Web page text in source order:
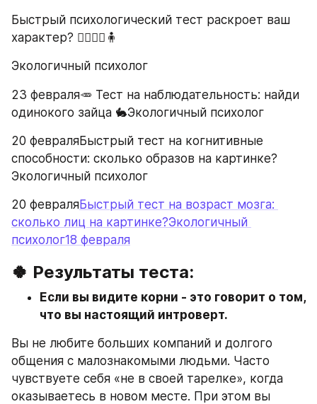
Быстрый психологический тест раскроет ваш
характер? 🧍‍♂🧍‍♀🧍
Экологичный психолог
23 февраля🥕 Тест на наблюдательность: найди
одинокого зайца 🐇Экологичный психолог
20 февраляБыстрый тест на когнитивные
способности: сколько образов на картинке?
Экологичный психолог
20 февраляБыстрый тест на возраст мозга:
сколько лиц на картинке?Экологичный
психолог18 февраля
🍀 Результаты теста:
Если вы видите корни - это говорит о том,
что вы настоящий интроверт.
Вы не любите больших компаний и долгого
общения с малознакомыми людьми. Часто
чувствуете себя «не в своей тарелке», когда
оказываетесь в новом месте. При этом вы